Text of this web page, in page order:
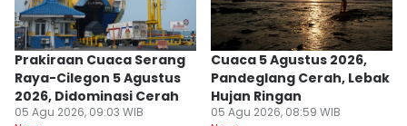
Prakiraan Cuaca Serang
Raya-Cilegon 5 Agustus
2026, Didominasi Cerah
05 Agu 2026, 09:03 WIB
Cuaca 5 Agustus 2026,
Pandeglang Cerah, Lebak
Hujan Ringan
05 Agu 2026, 08:59 WIB